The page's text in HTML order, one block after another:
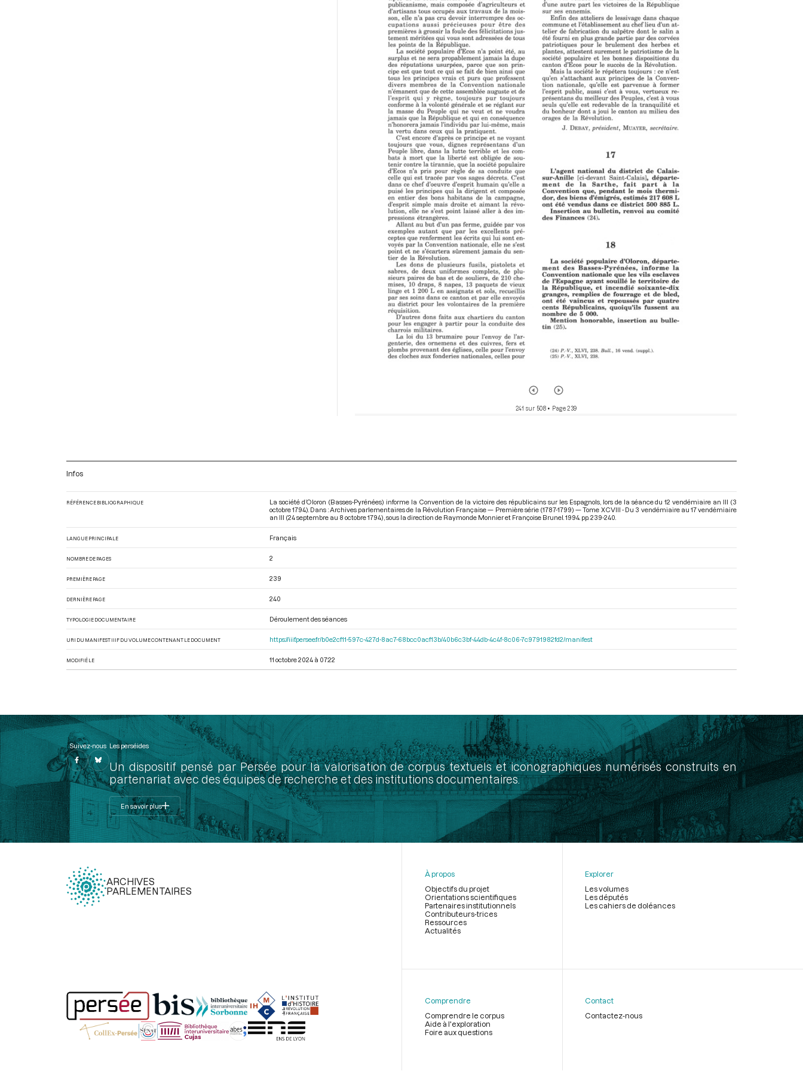
241 sur 508• Page 239
Infos
RÉFÉRENCE BIBLIOGRAPHIQUE
La société d’Oloron (Basses-Pyrénées) informe la Convention de la victoire des républicains sur les Espagnols, lors de la séance du 12 vendémiaire an III (3
octobre 1794). Dans : Archives parlementaires de la Révolution Française — Première série (1787-1799) — Tome XCVIII - Du 3 vendémiaire au 17 vendémiaire
an III (24 septembre au 8 octobre 1794) , sous la direction de Raymonde Monnier et Françoise Brunel. 1994. pp. 239-240.
LANGUE PRINCIPALE Français
NOMBRE DE PAGES 2
PREMIÈRE PAGE 239
DERNIÈRE PAGE 240
TYPOLOGIE DOCUMENTAIRE Déroulement des séances
URI DU MANIFEST IIIF DU VOLUME CONTENANT LE DOCUMENT https://iiif.persee.fr/b0e2cf11-597c-427d-8ac7-68bcc0acf13b/40b6c3bf-44db-4c4f-8c06-7c9791982fd2/manifest
MODIFIÉ LE 11 octobre 2024 à 07:22
Suivez-nous Les perséides
Un dispositif pensé par Persée pour la valorisation de corpus textuels et iconographiques numérisés construits en
partenariat avec des équipes de recherche et des institutions documentaires.
En savoir plus
ARCHIVES
PARLEMENTAIRES
page
À propos
Objectifs du projet
Orientations scientifiques
Partenaires institutionnels
Contributeurs-trices
Ressources
Actualités
Explorer
Les volumes
Les députés
Les cahiers de doléances
Comprendre
Comprendre le corpus
Aide à l'exploration
Foire aux questions
Contact
Contactez-nous